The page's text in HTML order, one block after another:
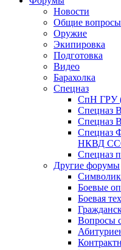
Новости
Общие вопросы
Оружие
Экипировка
Подготовка
Видео
Барахолка
Спецназ
СпН ГРУ
Спецназ
Спецназ
НКВД
Спецназ
Другие форумы
Боевые
Боевая
Вопросы